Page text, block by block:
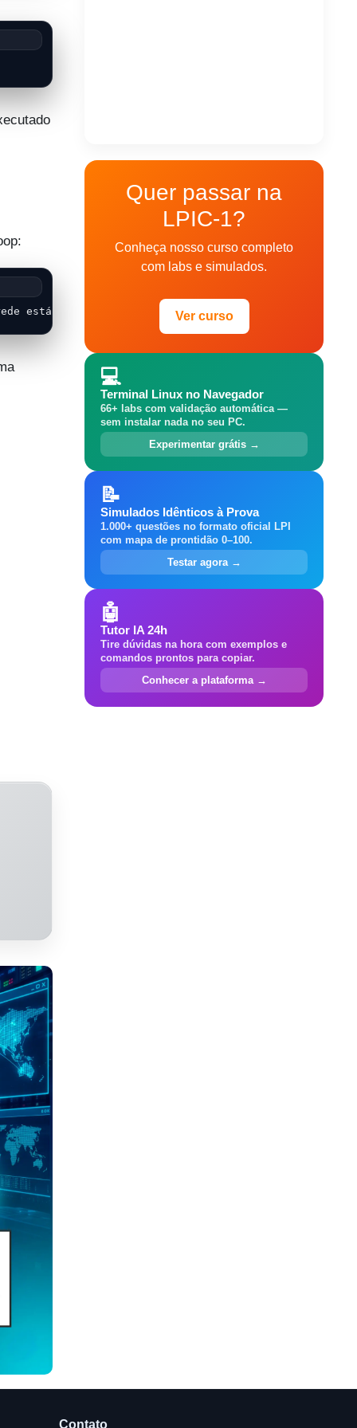
está no ar"
Quer passar na
LPIC-1?
Conheça nosso curso completo
com labs e simulados.
Ver curso
💻
Terminal Linux no Navegador
66+ labs com validação automática —
sem instalar nada no seu PC.
Experimentar grátis →
📝
Simulados Idênticos à Prova
1.000+ questões no formato oficial LPI
com mapa de prontidão 0–100.
Testar agora →
🤖
Tutor IA 24h
Tire dúvidas na hora com exemplos e
comandos prontos para copiar.
Conhecer a plataforma →
Contato